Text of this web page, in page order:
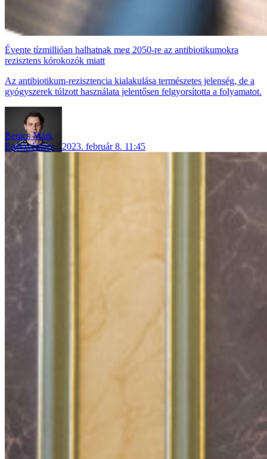
Évente tízmillióan halhatnak meg 2050-re az antibiotikumokra
rezisztens kórokozók miatt
Az antibiotikum-rezisztencia kialakulása természetes jelenség, de a
gyógyszerek túlzott használata jelentősen felgyorsította a folyamatot.
Benics Márk
Egészségügy
2023. február 8. 11:45